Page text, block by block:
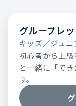
グループレッ
キッズ／ジュ
初心者から上
と一緒に「で
す。